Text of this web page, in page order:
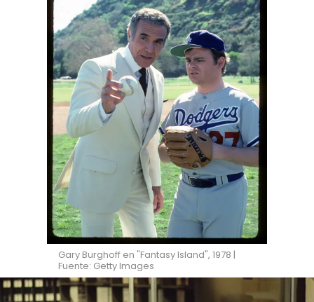
Gary Burghoff en "Fantasy Island", 1978 |
Fuente: Getty Images